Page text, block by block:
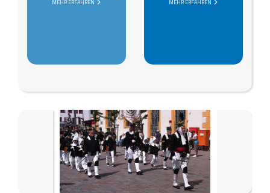
MEHR ERFAHREN MEHR ERFAHREN
Zurück